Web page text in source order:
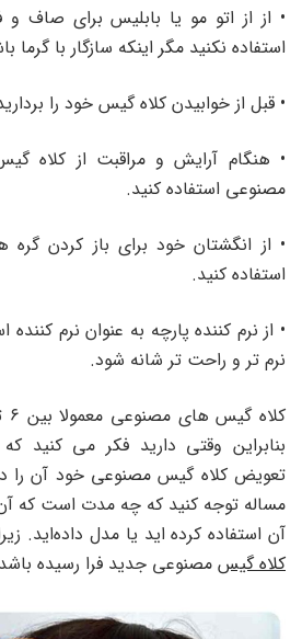
• از از اتو مو یا بابلیس برای صاف
استفاده نکنید مگر اینکه سازگار با گرما
• قبل از خوابیدن کلاه گیس خود را
• هنگام آرایش و مراقبت از کلاه
مصنوعی استفاده کنید.
• از انگشتان خود برای باز کردن
استفاده کنید.
• از نرم کننده پارچه به عنوان نرم
نرم تر و راحت تر شانه شود.
بنابراین وقتی دارید فکر می کنید
تعویض کلاه گیس مصنوعی خود آن را
مساله توجه کنید که چه مدت است که آن
آن استفاده کرده اید یا مدل داده‌اید.
کلاه گیس مصنوعی جدید فرا رسیده